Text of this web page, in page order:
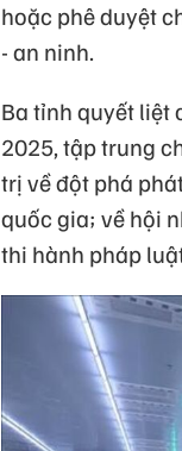
hoặc phê duyệt
- an ninh.
Ba tỉnh quyết liệt
2025, tập trung
trị về đột phá
quốc gia; về hội
thi hành pháp